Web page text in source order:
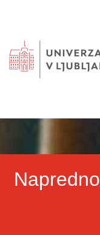
Napredno